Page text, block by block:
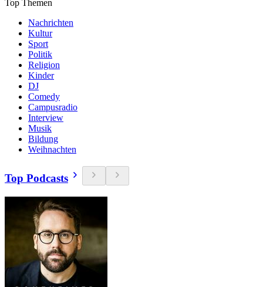
Top Themen
Nachrichten
Kultur
Sport
Politik
Religion
Kinder
DJ
Comedy
Campusradio
Interview
Musik
Bildung
Weihnachten
Top Podcasts